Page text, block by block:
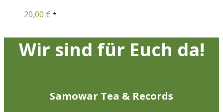
20,00 € *
Wir sind für Euch da!
Samowar Tea & Records